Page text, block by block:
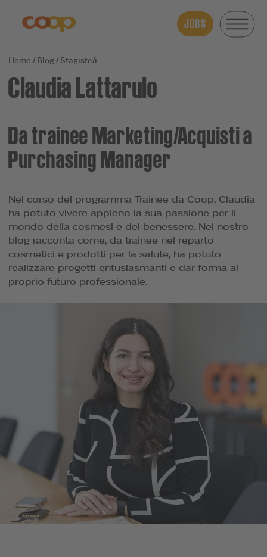
JOBS
Blog Stagiste/i
Claudia Lattarulo
Da trainee Marketing/Acquisti a
Purchasing Manager
Nel corso del programma Trainee da Coop, Claudia
ha potuto vivere appieno la sua passione per il
mondo della cosmesi e del benessere. Nel nostro
blog racconta come, da trainee nel reparto
cosmetici e prodotti per la salute, ha potuto
realizzare progetti entusiasmanti e dar forma al
proprio futuro professionale.